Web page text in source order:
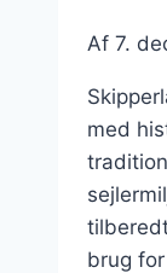
Af 7.
med
brug